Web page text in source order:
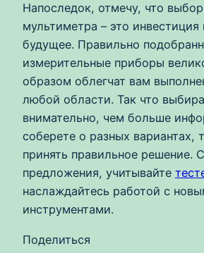
Напоследок, отмечу, что
мультиметра – это инвестиция
будущее. Правильно
измерительные приборы
образом облегчат вам
любой области. Так что
внимательно, чем больше
соберете о разных вариантах,
принять правильное решение.
предложения, учитывайте
наслаждайтесь работой с
инструментами.
Поделиться